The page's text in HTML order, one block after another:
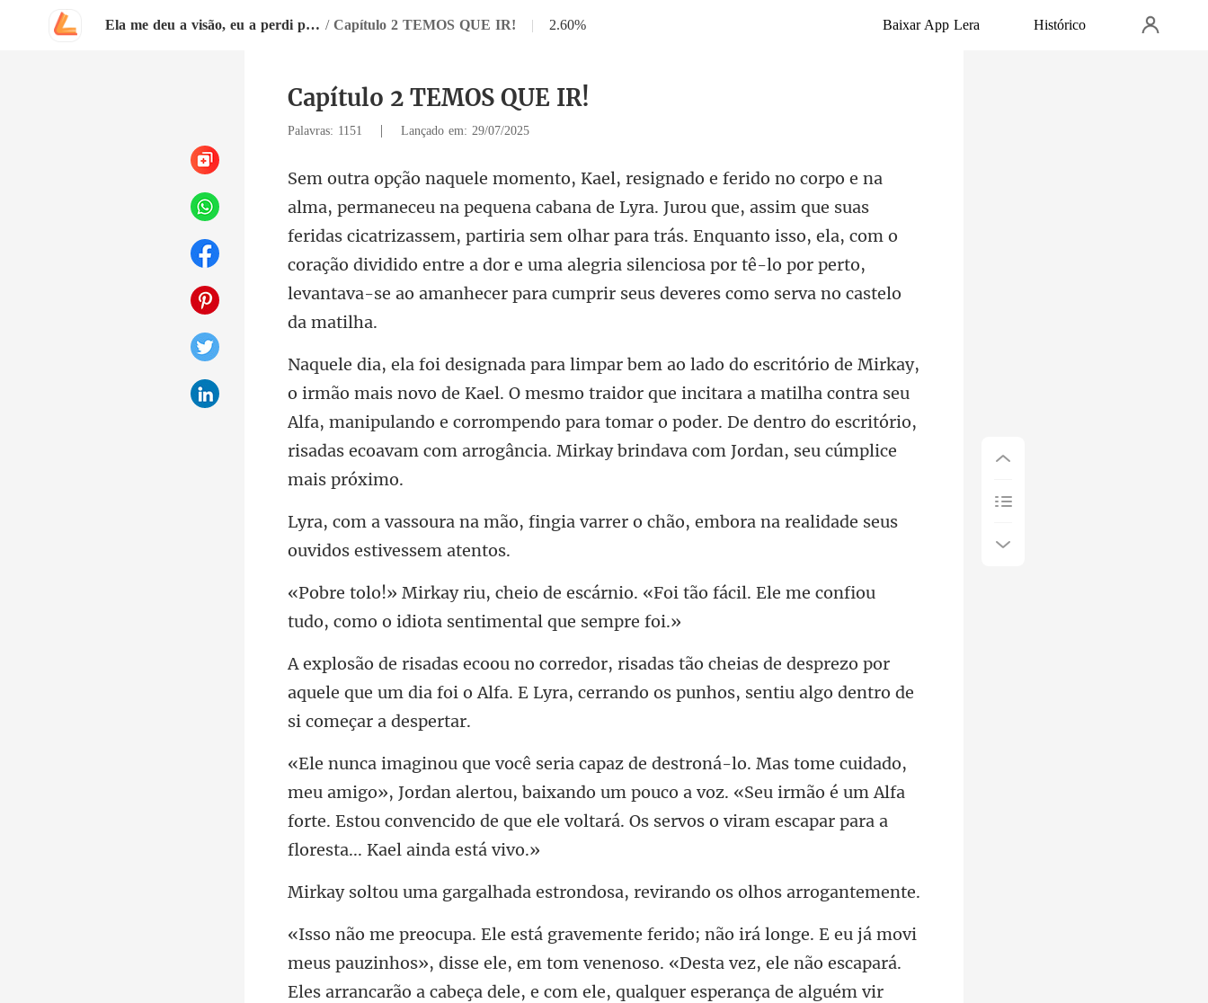
Ela me deu a visão, eu a perdi para sempre / Capítulo 2 TEMOS QUE IR! | 2.60% Baixar App Lera Histórico
Capítulo 2 TEMOS QUE IR!
Palavras: 1151 | Lançado em: 29/07/2025
assim que suas
feridas cicatrizassem, partiria sem olhar para trás. Enquanto isso, ela, com o
coração dividido entre a dor e um
O mesmo traidor que incitara a matilha contra seu
Alfa, manipulando e corrompendo para tomar o poder. De
a varrer o chão, embora na realida
io. «Foi tão fácil. Ele me confiou
tudo,
de desprezo por
aquele que um dia foi o Alfa. E Lyra, cerr
Jordan alertou, baixando um pouco a voz. «Seu irmão é um Alfa
forte. Estou convencido
ada estrondosa, revirando
tom venenoso. «Desta vez, ele não escapará.
Eles arrancarão a cabeça dele, e com ele, qualquer esperança de al